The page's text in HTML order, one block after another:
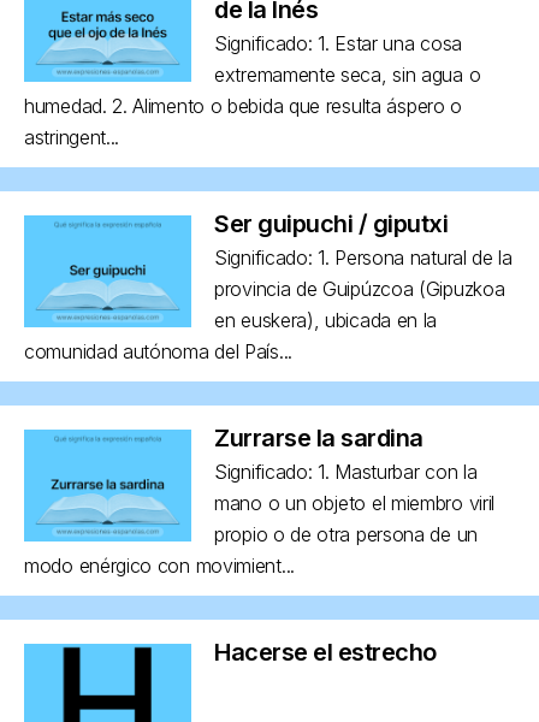
de la Inés
Significado: 1. Estar una cosa
extremamente seca, sin agua o
humedad. 2. Alimento o bebida que resulta áspero o
astringent...
Ser guipuchi / giputxi
Significado: 1. Persona natural de la
provincia de Guipúzcoa (Gipuzkoa
en euskera), ubicada en la
comunidad autónoma del País...
Zurrarse la sardina
Significado: 1. Masturbar con la
mano o un objeto el miembro viril
propio o de otra persona de un
modo enérgico con movimient...
Hacerse el estrecho